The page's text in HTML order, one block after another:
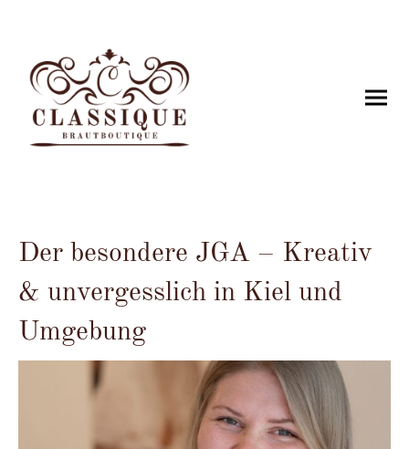
Der besondere JGA – Kreativ
& unvergesslich in Kiel und
Umgebung